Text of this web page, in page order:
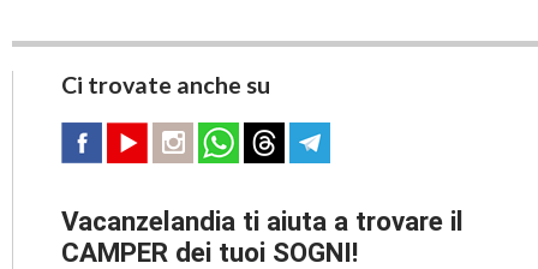
Ci trovate anche su
Vacanzelandia ti aiuta a trovare il
CAMPER dei tuoi SOGNI!